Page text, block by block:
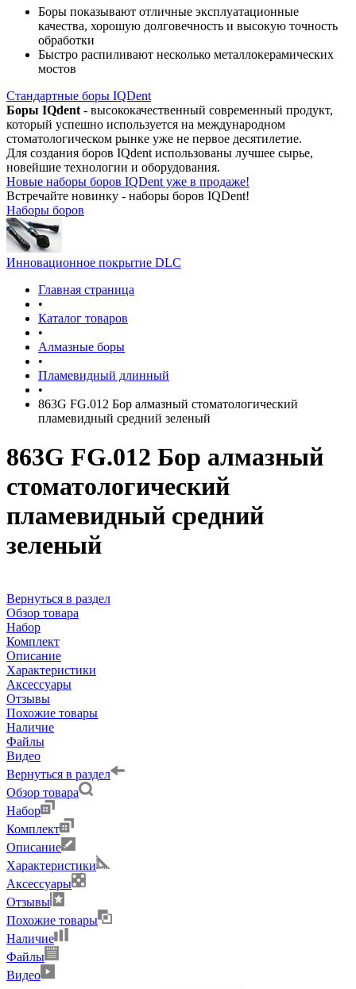
Боры показывают отличные эксплуатационные
качества, хорошую долговечность и высокую точность
обработки
Быстро распиливают несколько металлокерамических
мостов
Стандартные боры IQDent
Боры IQdent - высококачественный современный продукт,
который успешно используется на международном
стоматологическом рынке уже не первое десятилетие.
Для создания боров IQdent использованы лучшее сырье,
новейшие технологии и оборудования.
Новые наборы боров IQDent уже в продаже!
Встречайте новинку - наборы боров IQDent!
Наборы боров
Инновационное покрытие DLC
Главная страница
•
Каталог товаров
•
Алмазные боры
•
Пламевидный длинный
•
863G FG.012 Бор алмазный стоматологический
пламевидный средний зеленый
863G FG.012 Бор алмазный
стоматологический
пламевидный средний
зеленый
Вернуться в раздел
Обзор товара
Набор
Комплект
Описание
Характеристики
Аксессуары
Отзывы
Похожие товары
Наличие
Файлы
Видео
Вернуться в раздел
Обзор товара
Набор
Комплект
Описание
Характеристики
Аксессуары
Отзывы
Похожие товары
Наличие
Файлы
Видео